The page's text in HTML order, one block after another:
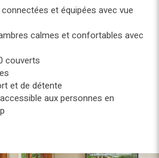
et équipées avec vue
calmes et confortables avec
couverts
et de détente
aux personnes en